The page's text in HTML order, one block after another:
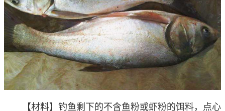
【材料】钓鱼剩下的不含鱼粉或虾粉的饵料，点心